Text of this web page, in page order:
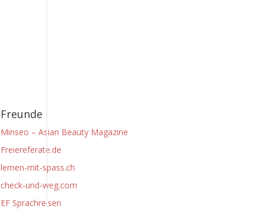
Freunde
Minseo – Asian Beauty Magazine
Freiereferate.de
lernen-mit-spass.ch
check-und-weg.com
EF Sprachreisen